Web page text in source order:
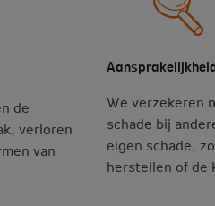
de
verloren
van
We verzekeren
schade bij
eigen schade,
herstellen of de